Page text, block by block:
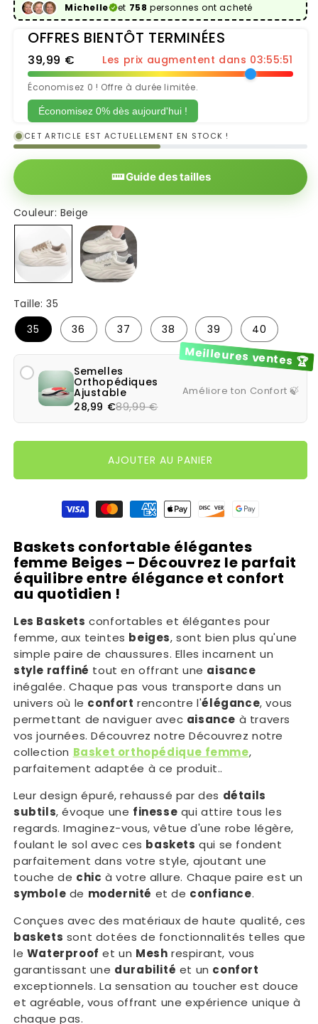
Michelle et 758 personnes ont acheté
OFFRES BIENTÔT TERMINÉES
39,99 € Les prix augmentent dans 03:55:50
Économisez 0 ! Offre à durée limitée.
Économisez 0% dès aujourd'hui !
CET ARTICLE EST ACTUELLEMENT EN STOCK !
Guide des tailles
Couleur: Beige
Beige Blanc
Taille:35
35
36 37 38 39 40
Meilleures ventes 🏆
Semelles
Orthopédiques
Ajustable
28,99 €89,99 €
Améliore ton Confort 🍃
AJOUTER AU PANIER
Moyens de paiement
Baskets confortable élégantes
femme Beiges – Découvrez le parfait
équilibre entre élégance et confort
au quotidien !
Les Baskets confortables et élégantes pour
femme, aux teintes beiges, sont bien plus qu'une
simple paire de chaussures. Elles incarnent un
style raffiné tout en offrant une aisance
inégalée. Chaque pas vous transporte dans un
univers où le confort rencontre l'élégance, vous
permettant de naviguer avec aisance à travers
vos journées. Découvrez notre Découvrez notre
collection Basket orthopédique femme,
parfaitement adaptée à ce produit..
Leur design épuré, rehaussé par des détails
subtils, évoque une finesse qui attire tous les
regards. Imaginez-vous, vêtue d'une robe légère,
foulant le sol avec ces baskets qui se fondent
parfaitement dans votre style, ajoutant une
touche de chic à votre allure. Chaque paire est un
symbole de modernité et de confiance.
Conçues avec des matériaux de haute qualité, ces
baskets sont dotées de fonctionnalités telles que
le Waterproof et un Mesh respirant, vous
garantissant une durabilité et un confort
exceptionnels. La sensation au toucher est douce
et agréable, vous offrant une expérience unique à
chaque pas.